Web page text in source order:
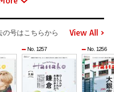
の号はこちらから View All
No. 1257 No. 1256